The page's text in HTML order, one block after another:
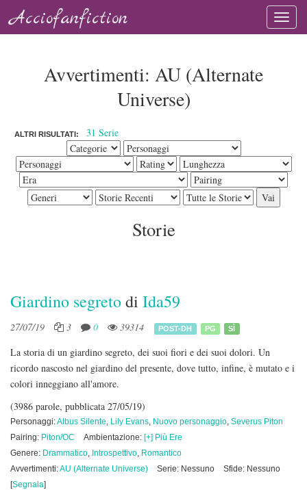
Acciofanfiction
Avvertimenti: AU (Alternate
Universe)
ALTRI RISULTATI: 31 Serie
Storie
Giardino segretodi Ida59
27/07/19 3 0 39314 POST-DH PG SÌ
La storia di un giardino segreto, dei suoi fiori e dei suoi dolori. Un
ricordo nascosto nel giardino del presente, dove tutto, infine, è mutato e i
colori inneggiano all'amore.
(3986 parole, pubblicata 27/05/19)
Personaggi:Albus Silente, Lily Evans, Nuovo personaggio, Severus Piton
Pairing: Piton/OC Ambientazione: [+] Più Ere
Genere: Drammatico, Introspettivo, Romantico
Avvertimenti:AU (Alternate Universe) Serie: Nessuno
Sfide: Nessuno
[Segnala]